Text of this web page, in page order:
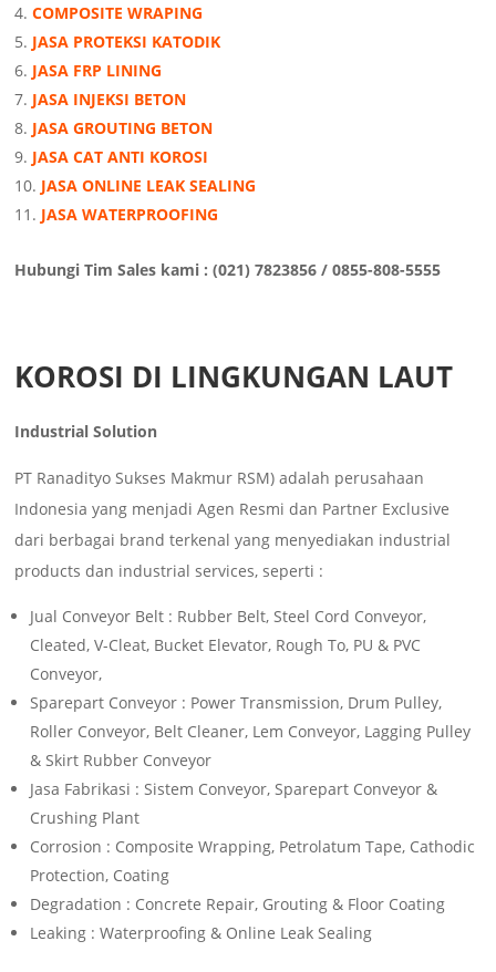
COMPOSITE WRAPING
JASA PROTEKSI KATODIK
JASA FRP LINING
JASA INJEKSI BETON
JASA GROUTING BETON
JASA CAT ANTI KOROSI
JASA ONLINE LEAK SEALING
JASA WATERPROOFING
Hubungi Tim Sales kami : (021) 7823856 / 0855-808-5555
KOROSI DI LINGKUNGAN LAUT
Industrial Solution
PT Ranadityo Sukses Makmur RSM) adalah perusahaan
Indonesia yang menjadi Agen Resmi dan Partner Exclusive
dari berbagai brand terkenal yang menyediakan industrial
products dan industrial services, seperti :
Jual Conveyor Belt : Rubber Belt, Steel Cord Conveyor,
Cleated, V-Cleat, Bucket Elevator, Rough To, PU & PVC
Conveyor,
Sparepart Conveyor : Power Transmission, Drum Pulley,
Roller Conveyor, Belt Cleaner, Lem Conveyor, Lagging Pulley
& Skirt Rubber Conveyor
Jasa Fabrikasi : Sistem Conveyor, Sparepart Conveyor &
Crushing Plant
Corrosion : Composite Wrapping, Petrolatum Tape, Cathodic
Protection, Coating
Degradation : Concrete Repair, Grouting & Floor Coating
Leaking : Waterproofing & Online Leak Sealing